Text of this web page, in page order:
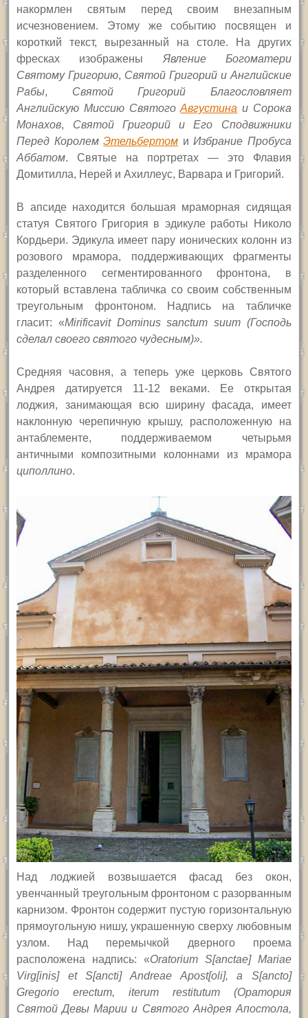
накормлен святым перед своим внезапным
исчезновением. Этому же событию посвящен и
короткий текст, вырезанный на столе. На других
фресках изображены Явление Богоматери
Святому Григорию, Святой Григорий и Английские
Рабы, Святой Григорий Благословляет
Английскую Миссию СвятогоАвгустина и Сорока
Монахов, Святой Григорий и Его Сподвижники
Перед КоролемЭтельбертом иИзбрание Пробуса
Аббатом. Святые на портретах — это Флавия
Домитилла, Нерей и Ахиллеус, Варвара и Григорий.
В апсиде находится большая мраморная сидящая
статуя Святого Григория в эдикуле работы Николо
Кордьери. Эдикула имеет пару ионических колонн из
розового мрамора, поддерживающих фрагменты
разделенного сегментированного фронтона, в
который вставлена табличка со своим собственным
треугольным фронтоном. Надпись на табличке
гласит: «Mirificavit Dominus sanctum suum (Господь
сделал своего святого чудесным)».
Средняя часовня, а теперь уже церковь Святого
Андрея датируется 11-12 веками. Ее открытая
лоджия, занимающая всю ширину фасада, имеет
наклонную черепичную крышу, расположенную на
антаблементе, поддерживаемом четырьмя
античными композитными колоннами из мрамора
циполлино.
Над лоджией возвышается фасад без окон,
увенчанный треугольным фронтоном с разорванным
карнизом. Фронтон содержит пустую горизонтальную
прямоугольную нишу, украшенную сверху любовным
узлом. Над перемычкой дверного проема
расположена надпись: «Oratorium S[anctae] Mariae
Virg[inis] et S[ancti] Andreae Apost[oli], a S[ancto]
Gregorio erectum, iterum restitutum (Оратория
Святой Девы Марии и Святого Андрея Апостола,